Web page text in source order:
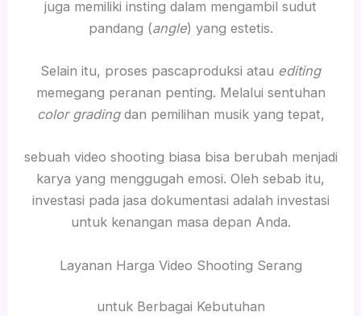
juga memiliki insting dalam mengambil sudut
pandang (angle) yang estetis.
Selain itu, proses pascaproduksi atau editing
memegang peranan penting. Melalui sentuhan
color gradingdan pemilihan musik yang tepat,
sebuah video shooting biasa bisa berubah menjadi
karya yang menggugah emosi. Oleh sebab itu,
investasi pada jasa dokumentasi adalah investasi
untuk kenangan masa depan Anda.
Layanan Harga Video Shooting Serang
untuk Berbagai Kebutuhan